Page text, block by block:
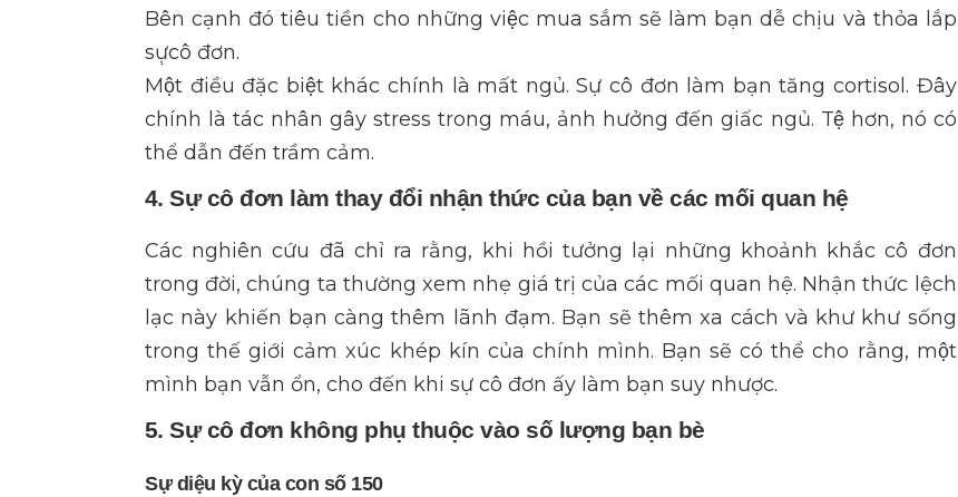
Bên cạnh đó tiêu tiền cho những việc mua sắm sẽ làm bạn dễ chịu và thỏa lắp
sự̣cô đơn.
Một điều đặc biệt khác chính là mất ngủ. Sự cô đơn làm bạn tăng cortisol. Đây
chính là tác nhân gây stress trong máu, ảnh hưởng đến giấc ngủ. Tệ hơn, nó có
thể dẫn đến trầm cảm.
4. Sự cô đơn làm thay đổi nhận thức của bạn về các mối quan hệ
Các nghiên cứu đã chỉ ra rằng, khi hồi tưởng lại những khoảnh khắc cô đơn
trong đời, chúng ta thường xem nhẹ giá trị của các mối quan hệ. Nhận thức lệch
lạc này khiến bạn càng thêm lãnh đạm. Bạn sẽ thêm xa cách và khư khư sống
trong thế giới cảm xúc khép kín của chính mình. Bạn sẽ có thể cho rằng, một
mình bạn vẫn ổn, cho đến khi sự cô đơn ấy làm bạn suy nhược.
5. Sự cô đơn không phụ thuộc vào số lượng bạn bè
Sự diệu kỳ của con số 150